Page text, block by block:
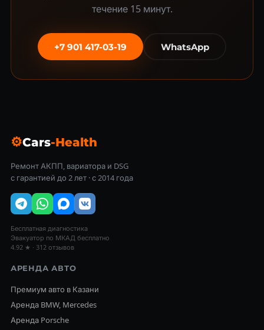
течение 15 минут.
+7 901 417-03-19 WhatsApp
⚙Cars-Health
Ремонт АКПП, вариатора и DSG
с гарантией до 2 лет · с 2014 года
Бесплатная диагностика
Эвакуатор по МКАД бесплатно
4.92 ★ · 312 отзывов
АРЕНДА АВТО
Премиум авто в Казани
Аренда BMW, Mercedes
Аренда Porsche